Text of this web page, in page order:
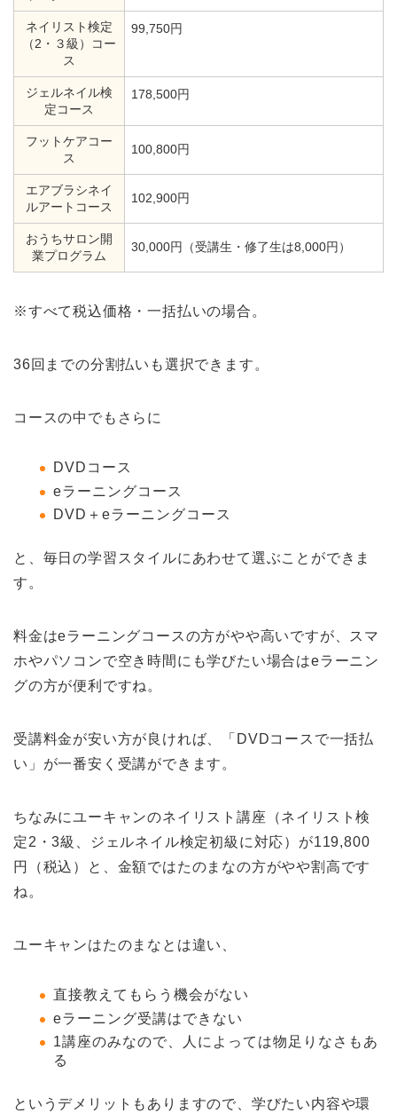
ネイリスト検定
（2・３級）コー
ス
99,750円
ジェルネイル検
定コース
178,500円
フットケアコー
ス
100,800円
エアブラシネイ
ルアートコース
102,900円
おうちサロン開
業プログラム
30,000円（受講生・修了生は8,000円）
※すべて税込価格・一括払いの場合。
36回までの分割払いも選択できます。
コースの中でもさらに
DVDコース
eラーニングコース
DVD＋eラーニングコース
と、毎日の学習スタイルにあわせて選ぶことができま
す。
料金はeラーニングコースの方がやや高いですが、スマ
ホやパソコンで空き時間にも学びたい場合はeラーニン
グの方が便利ですね。
受講料金が安い方が良ければ、「DVDコースで一括払
い」が一番安く受講ができます。
ちなみにユーキャンのネイリスト講座（ネイリスト検
定2・3級、ジェルネイル検定初級に対応）が119,800
円（税込）と、金額ではたのまなの方がやや割高です
ね。
ユーキャンはたのまなとは違い、
直接教えてもらう機会がない
eラーニング受講はできない
1講座のみなので、人によっては物足りなさもあ
る
というデメリットもありますので、学びたい内容や環